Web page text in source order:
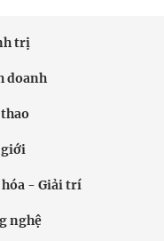
trị
doanh
hóa - Giải trí
nghệ